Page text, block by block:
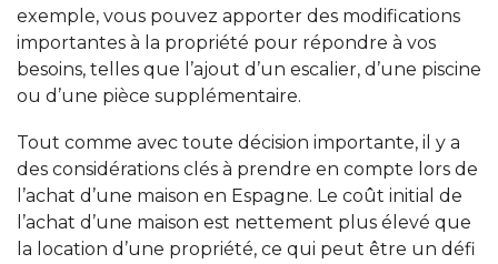
exemple, vous pouvez apporter des modifications
importantes à la propriété pour répondre à vos
besoins, telles que l’ajout d’un escalier, d’une piscine
ou d’une pièce supplémentaire.
Tout comme avec toute décision importante, il y a
des considérations clés à prendre en compte lors de
l’achat d’une maison en Espagne. Le coût initial de
l’achat d’une maison est nettement plus élevé que
la location d’une propriété, ce qui peut être un défi